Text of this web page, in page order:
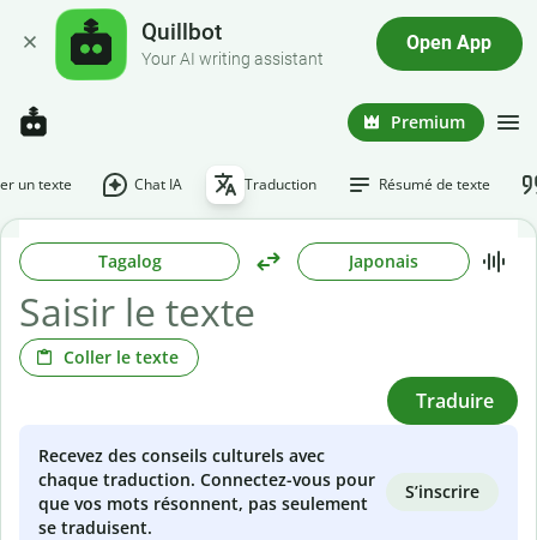
Quillbot
Your AI writing assistant
Open App
Premium
un texte Chat IA Traduction Résumé de texte
Tagalog Japonais
Coller le texte
Traduire
Recevez des conseils culturels avec
chaque traduction. Connectez-vous pour
que vos mots résonnent, pas seulement
se traduisent.
S’inscrire